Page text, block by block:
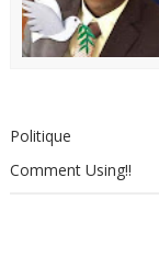
Politique
Comment Using!!